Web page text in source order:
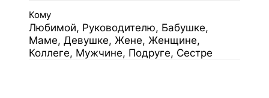
Кому
Любимой, Руководителю, Бабушке,
Маме, Девушке, Жене, Женщине,
Коллеге, Мужчине, Подруге, Сестре